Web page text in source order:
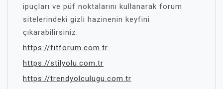
ipuçları ve püf noktalarını kullanarak forum
sitelerindeki gizli hazinenin keyfini
çıkarabilirsiniz.
https://fitforum.com.tr
https://stilyolu.com.tr
https://trendyolculugu.com.tr